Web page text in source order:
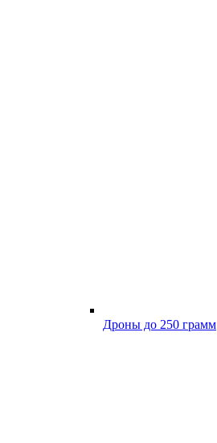
Дроны до 250 грамм